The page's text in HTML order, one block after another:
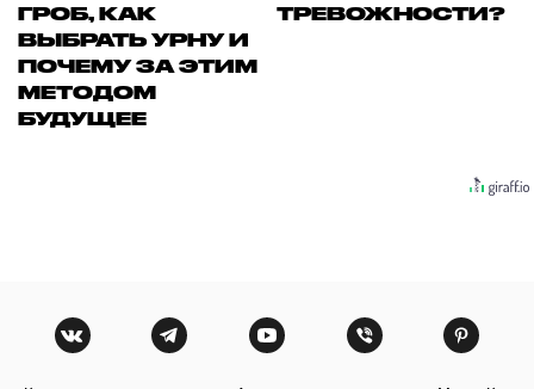
ГРОБ, КАК
ВЫБРАТЬ УРНУ И
ПОЧЕМУ ЗА ЭТИМ
МЕТОДОМ
БУДУЩЕЕ
ТРЕВОЖНОСТИ?